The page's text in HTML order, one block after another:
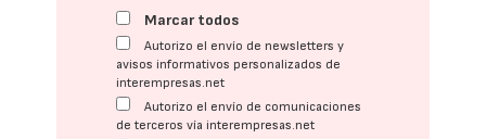
Marcar todos
Autorizo el envío de newsletters y
avisos informativos personalizados de
interempresas.net
Autorizo el envío de comunicaciones
de terceros vía interempresas.net